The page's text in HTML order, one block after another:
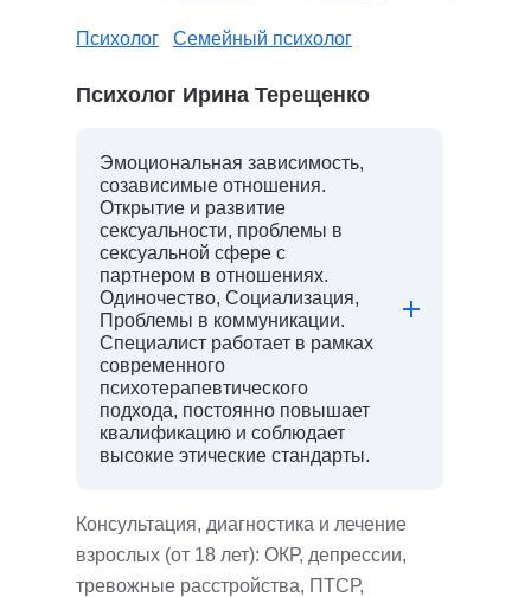
Психолог Семейный психолог
Психолог Ирина Терещенко
Эмоциональная зависимость,
созависимые отношения.
Открытие и развитие
сексуальности, проблемы в
сексуальной сфере с
партнером в отношениях.
Одиночество, Социализация,
Проблемы в коммуникации.
Специалист работает в рамках
современного
психотерапевтического
подхода, постоянно повышает
квалификацию и соблюдает
высокие этические стандарты.
Консультация, диагностика и лечение
взрослых (от 18 лет): ОКР, депрессии,
тревожные расстройства, ПТСР,